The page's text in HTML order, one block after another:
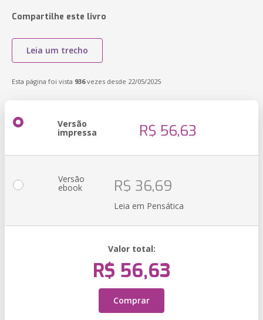
Compartilhe este livro
Leia um trecho
Esta página foi vista 936vezes desde 22/05/2025
Versão
impressa R$ 56,63
Versão
ebook R$ 36,69
Leia em Pensática
Valor total:
R$ 56,63
Comprar